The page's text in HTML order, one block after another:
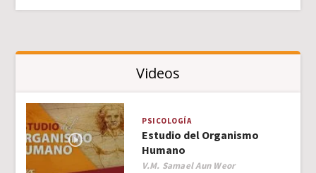
Videos
PSICOLOGÍA
Estudio del Organismo
Humano
Author
V.M. Samael Aun Weor